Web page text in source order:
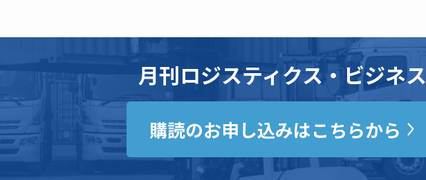
月刊ロジスティクス・ビジネス
購読のお申し込みはこちらから